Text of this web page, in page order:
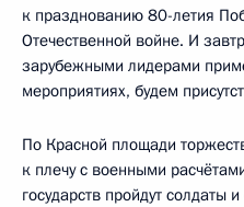
к празднованию 80-летия
Отечественной войне. И
зарубежными лидерами
мероприятиях, будем
По Красной площади
к плечу с военными
государств пройдут солдаты